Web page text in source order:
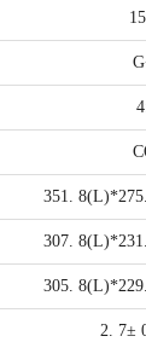
351.
307.
305.
2. 7±